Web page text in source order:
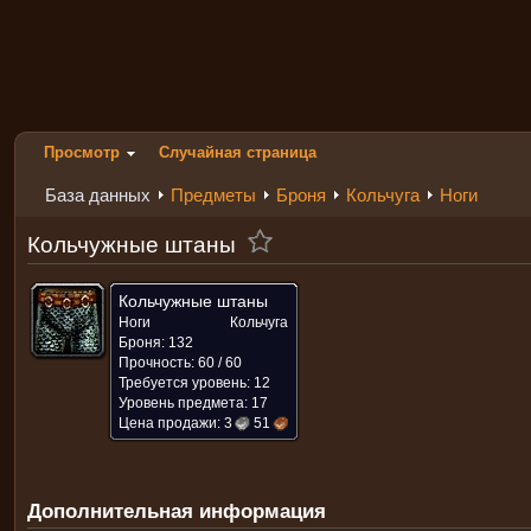
Просмотр Случайная страница
База данных Предметы Броня Кольчуга Ноги
Кольчужные штаны
Кольчужные штаны
Ноги
Кольчуга
Броня: 132
Прочность: 60 / 60
Требуется уровень: 12
Уровень предмета: 17
Цена продажи: 3 51
Дополнительная информация